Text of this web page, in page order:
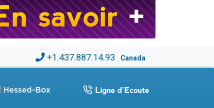
+1.437.887.14.93 Canada